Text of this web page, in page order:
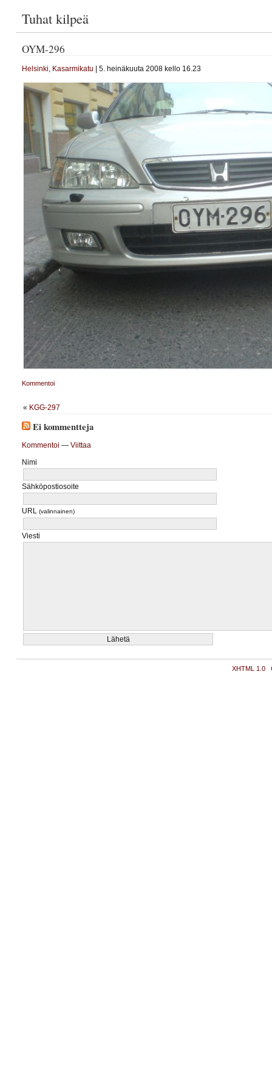
Tuhat kilpeä
OYM-296
Helsinki Kasarmikatu | 5. heinäkuuta 2008 kello 16.23
Kommentoi
« KGG-297
Ei kommentteja
Kommentoi — Viittaa
Nimi
Sähköpostiosoite
URL (valinnainen)
Viesti
XHTML 1.0